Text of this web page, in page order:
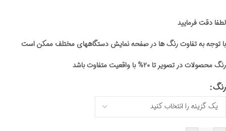
لطفا دقت فرمایید
با توجه به تفاوت رنگ ها در صفحه نمایش دستگاههای مختلف ممکن است
رنگ محصولات در تصویر تا ۲۰% با واقعیت متفاوت باشد
رنگ